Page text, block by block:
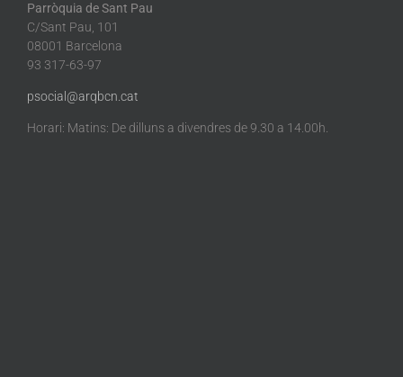
Parròquia de Sant Pau
C/Sant Pau, 101
08001 Barcelona
93 317-63-97
psocial@arqbcn.cat
Horari: Matins: De dilluns a divendres de 9.30 a 14.00h.